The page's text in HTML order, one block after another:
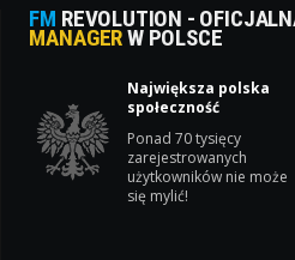
FM REVOLUTION -
MANAGERW POLSCE
Największa polska
społeczność
Ponad 70 tysięcy
zarejestrowanych
użytkowników nie może
się mylić!